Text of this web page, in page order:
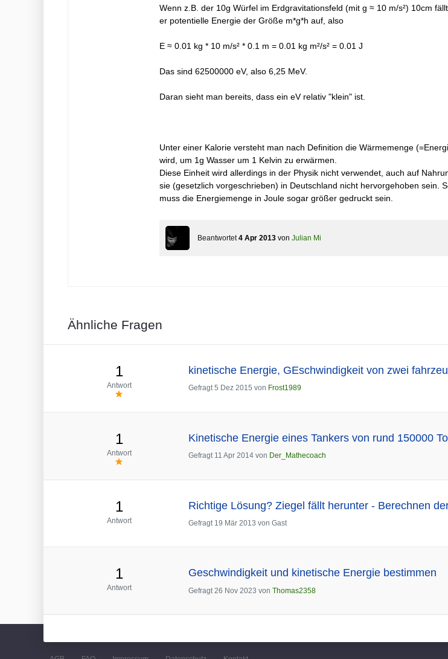
Wenn z.B. der 10g Würfel im Erdgravitationsfeld (mit g ≈ 10 m/s²) 10cm
er potentielle Energie der Größe m*g*h auf, also
E ≈ 0.01 kg * 10 m/s² * 0.1 m = 0.01 kg m²/s² = 0.01 J
Das sind 62500000 eV, also 6,25 MeV.
Daran sieht man bereits, dass ein eV relativ "klein" ist.
Unter einer Kalorie versteht man nach Definition die Wärmemenge
wird, um 1g Wasser um 1 Kelvin zu erwärmen.
Diese Einheit wird allerdings in der Physik nicht verwendet, auch auf
sie (gesetzlich vorgeschrieben) in Deutschland nicht hervorgehoben sein.
muss die Energiemenge in Joule sogar größer gedruckt sein.
Beantwortet 4 Apr 2013 von Julian Mi
Ähnliche Fragen
1
Antwort
kinetische Energie, GEschwindigkeit von zwei
Gefragt 5 Dez 2015 von Frost1989
1
Antwort
Kinetische Energie eines Tankers von rund 150000
Gefragt 11 Apr 2014 von Der_Mathecoach
1
Antwort
Richtige Lösung? Ziegel fällt herunter - Berechnen
Gefragt 19 Mär 2013 von Gast
1
Antwort
Geschwindigkeit und kinetische Energie bestimmen
Gefragt 26 Nov 2023 von Thomas2358